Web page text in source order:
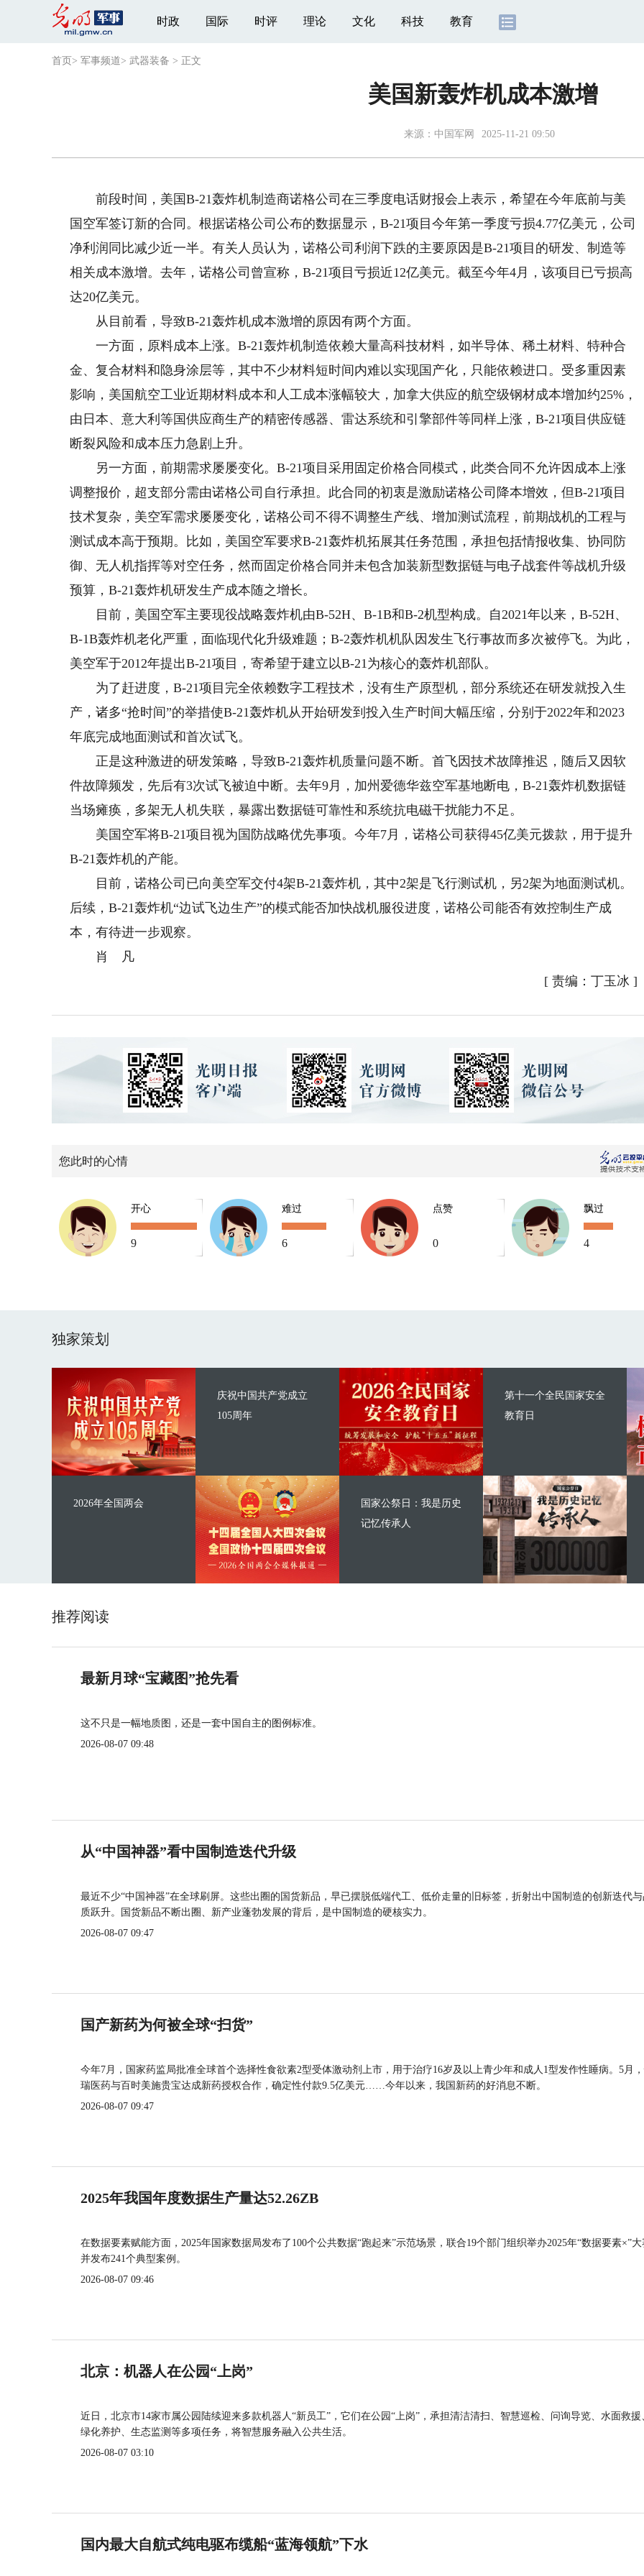
时政 国际 时评 理论 文化 科技 教育
首页 > 军事频道> 武器装备 > 正文
美国新轰炸机成本激增
来源： 中国军网 2025-11-21 09:50
前段时间，美国B-21轰炸机制造商诺格公司在三季度电话财报会上表示，希望在今年底前与美
国空军签订新的合同。根据诺格公司公布的数据显示，B-21项目今年第一季度亏损4.77亿美元，公司
净利润同比减少近一半。有关人员认为，诺格公司利润下跌的主要原因是B-21项目的研发、制造等
相关成本激增。去年，诺格公司曾宣称，B-21项目亏损近12亿美元。截至今年4月，该项目已亏损高
达20亿美元。
从目前看，导致B-21轰炸机成本激增的原因有两个方面。
一方面，原料成本上涨。B-21轰炸机制造依赖大量高科技材料，如半导体、稀土材料、特种合
金、复合材料和隐身涂层等，其中不少材料短时间内难以实现国产化，只能依赖进口。受多重因素
影响，美国航空工业近期材料成本和人工成本涨幅较大，加拿大供应的航空级钢材成本增加约25%，
由日本、意大利等国供应商生产的精密传感器、雷达系统和引擎部件等同样上涨，B-21项目供应链
断裂风险和成本压力急剧上升。
另一方面，前期需求屡屡变化。B-21项目采用固定价格合同模式，此类合同不允许因成本上涨
调整报价，超支部分需由诺格公司自行承担。此合同的初衷是激励诺格公司降本增效，但B-21项目
技术复杂，美空军需求屡屡变化，诺格公司不得不调整生产线、增加测试流程，前期战机的工程与
测试成本高于预期。比如，美国空军要求B-21轰炸机拓展其任务范围，承担包括情报收集、协同防
御、无人机指挥等对空任务，然而固定价格合同并未包含加装新型数据链与电子战套件等战机升级
预算，B-21轰炸机研发生产成本随之增长。
目前，美国空军主要现役战略轰炸机由B-52H、B-1B和B-2机型构成。自2021年以来，B-52H、
B-1B轰炸机老化严重，面临现代化升级难题；B-2轰炸机机队因发生飞行事故而多次被停飞。为此，
美空军于2012年提出B-21项目，寄希望于建立以B-21为核心的轰炸机部队。
为了赶进度，B-21项目完全依赖数字工程技术，没有生产原型机，部分系统还在研发就投入生
产，诸多“抢时间”的举措使B-21轰炸机从开始研发到投入生产时间大幅压缩，分别于2022年和2023
年底完成地面测试和首次试飞。
正是这种激进的研发策略，导致B-21轰炸机质量问题不断。首飞因技术故障推迟，随后又因软
件故障频发，先后有3次试飞被迫中断。去年9月，加州爱德华兹空军基地断电，B-21轰炸机数据链
当场瘫痪，多架无人机失联，暴露出数据链可靠性和系统抗电磁干扰能力不足。
美国空军将B-21项目视为国防战略优先事项。今年7月，诺格公司获得45亿美元拨款，用于提升
B-21轰炸机的产能。
目前，诺格公司已向美空军交付4架B-21轰炸机，其中2架是飞行测试机，另2架为地面测试机。
后续，B-21轰炸机“边试飞边生产”的模式能否加快战机服役进度，诺格公司能否有效控制生产成
本，有待进一步观察。
肖 凡
[ 责编：丁玉冰 ]
您此时的心情
开心
9
难过
6
点赞
0
飘过
4
独家策划
庆祝中国共产党成立
105周年
2026年全国两会
第十一个全民国家安全
教育日
国家公祭日：我是历史
记忆传承人
推荐阅读
最新月球“宝藏图”抢先看
这不只是一幅地质图，还是一套中国自主的图例标准。
2026-08-07 09:48
从“中国神器”看中国制造迭代升级
最近不少“中国神器”在全球刷屏。这些出圈的国货新品，早已摆脱低端代工、低价走量的旧标签，折射出中国制造的创新迭代
质跃升。国货新品不断出圈、新产业蓬勃发展的背后，是中国制造的硬核实力。
2026-08-07 09:47
国产新药为何被全球“扫货”
今年7月，国家药监局批准全球首个选择性食欲素2型受体激动剂上市，用于治疗16岁及以上青少年和成人1型发作性睡病。5月
瑞医药与百时美施贵宝达成新药授权合作，确定性付款9.5亿美元……今年以来，我国新药的好消息不断。
2026-08-07 09:47
2025年我国年度数据生产量达52.26ZB
在数据要素赋能方面，2025年国家数据局发布了100个公共数据“跑起来”示范场景，联合19个部门组织举办2025年“数据要素×”大
并发布241个典型案例。
2026-08-07 09:46
北京：机器人在公园“上岗”
近日，北京市14家市属公园陆续迎来多款机器人“新员工”，它们在公园“上岗”，承担清洁清扫、智慧巡检、问询导览、水面救援
绿化养护、生态监测等多项任务，将智慧服务融入公共生活。
2026-08-07 03:10
国内最大自航式纯电驱布缆船“蓝海领航”下水